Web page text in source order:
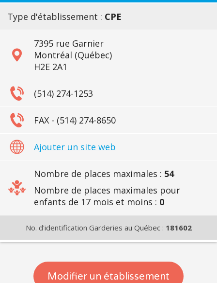
Type d'établissement : CPE
7395 rue Garnier
Montréal (Québec)
H2E 2A1
(514) 274-1253
FAX - (514) 274-8650
Ajouter un site web
Nombre de places maximales : 54
Nombre de places maximales pour
enfants de 17 mois et moins : 0
No. d'identification Garderies au Québec : 181602
Modifier un établissement